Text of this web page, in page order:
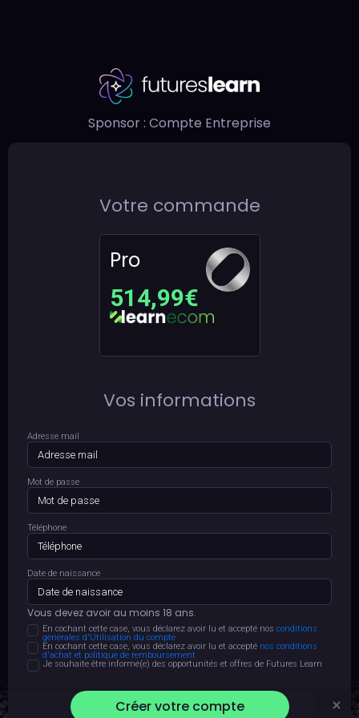
Sponsor : Compte Entreprise
Votre commande
Pro
514,99€
Vos informations
Adresse mail
Mot de passe
Téléphone
Date de naissance
Vous devez avoir au moins 18 ans.
En cochant cette case, vous déclarez avoir lu et accepté nosconditions
générales d'Utilisation du compte
En cochant cette case, vous déclarez avoir lu et accepté nos conditions
d'achat et politique de remboursement
Je souhaite être informé(e) des opportunités et offres de Futures Learn
Créer votre compte